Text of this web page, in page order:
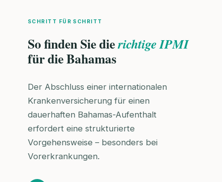
SCHRITT FÜR SCHRITT
So finden Sie dierichtige IPMI
für die Bahamas
Der Abschluss einer internationalen
Krankenversicherung für einen
dauerhaften Bahamas-Aufenthalt
erfordert eine strukturierte
Vorgehensweise – besonders bei
Vorerkrankungen.